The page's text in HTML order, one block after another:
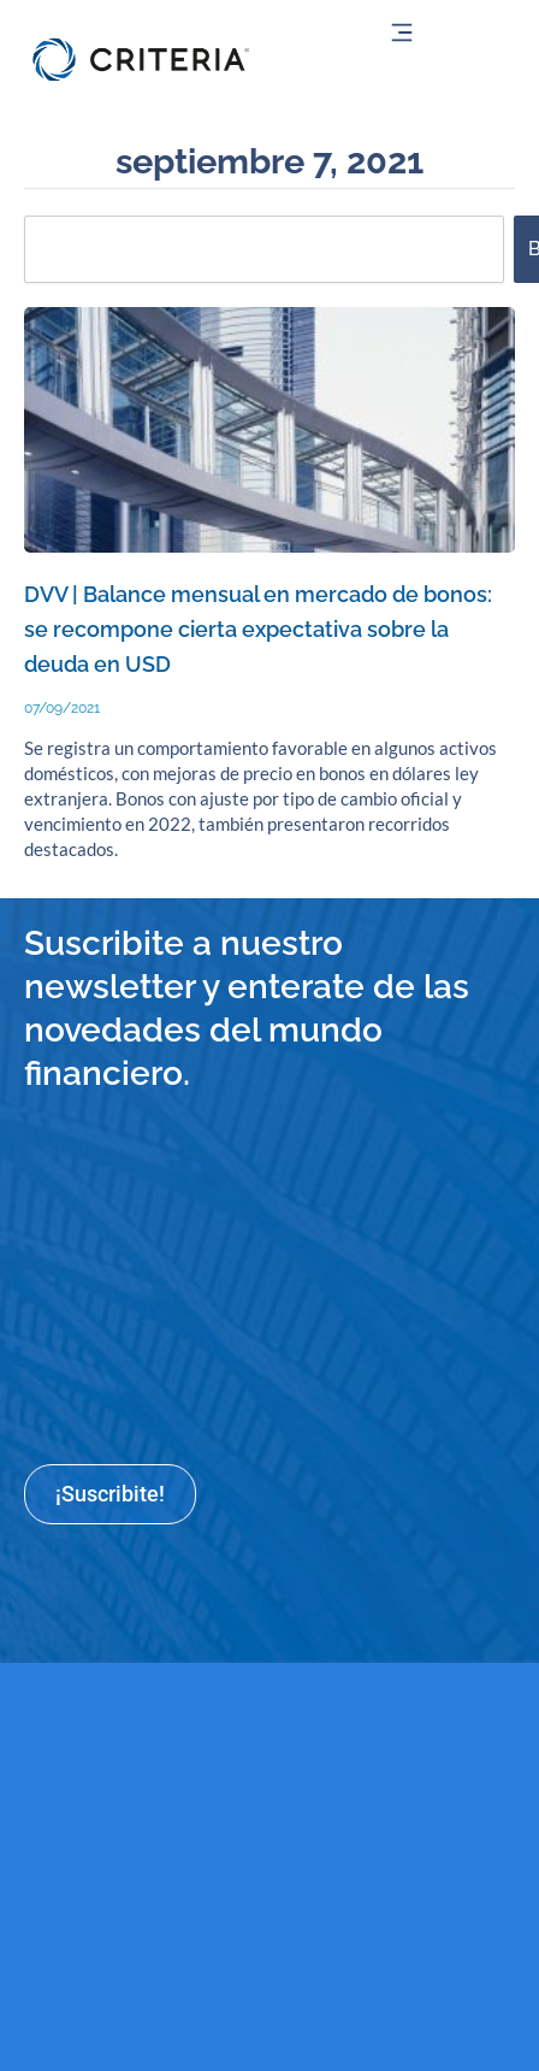
contenido
septiembre 7, 2021
DVV | Balance mensual en mercado de bonos:
se recompone cierta expectativa sobre la
deuda en USD
07/09/2021
Se registra un comportamiento favorable en algunos activos
domésticos, con mejoras de precio en bonos en dólares ley
extranjera. Bonos con ajuste por tipo de cambio oficial y
vencimiento en 2022, también presentaron recorridos
destacados.
Suscribite a nuestro
newsletter y enterate de las
novedades del mundo
financiero.
¡Suscribite!